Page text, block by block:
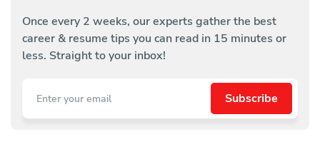
Once every 2 weeks, our experts gather the best
career & resume tips you can read in 15 minutes or
less. Straight to your inbox!